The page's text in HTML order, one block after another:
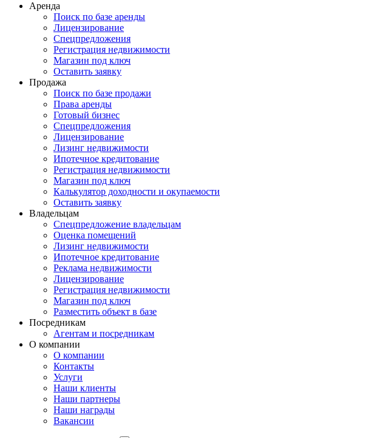
Аренда
Поиск по базе аренды
Лицензирование
Спецпредложения
Регистрация недвижимости
Магазин под ключ
Оставить заявку
Продажа
Поиск по базе продажи
Права аренды
Готовый бизнес
Спецпредложения
Лицензирование
Лизинг недвижимости
Ипотечное кредитование
Регистрация недвижимости
Магазин под ключ
Калькулятор доходности и окупаемости
Оставить заявку
Владельцам
Спецпредложение владельцам
Оценка помещений
Лизинг недвижимости
Ипотечное кредитование
Реклама недвижимости
Лицензирование
Регистрация недвижимости
Магазин под ключ
Разместить объект в базе
Посредникам
Агентам и посредникам
О компании
О компании
Контакты
Услуги
Наши клиенты
Наши партнеры
Наши награды
Вакансии